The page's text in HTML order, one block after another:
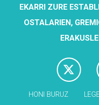
EKARRI ZURE
OSTALARIEN,
HONI BURUZ